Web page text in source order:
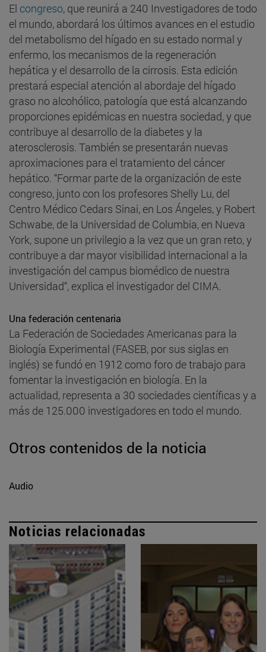
El congreso, que reunirá a 240 Investigadores de todo
el mundo, abordará los últimos avances en el estudio
del metabolismo del hígado en su estado normal y
enfermo, los mecanismos de la regeneración
hepática y el desarrollo de la cirrosis. Esta edición
prestará especial atención al abordaje del hígado
graso no alcohólico, patología que está alcanzando
proporciones epidémicas en nuestra sociedad, y que
contribuye al desarrollo de la diabetes y la
aterosclerosis. También se presentarán nuevas
aproximaciones para el tratamiento del cáncer
hepático. “Formar parte de la organización de este
congreso, junto con los profesores Shelly Lu, del
Centro Médico Cedars Sinai, en Los Ángeles, y Robert
Schwabe, de la Universidad de Columbia, en Nueva
York, supone un privilegio a la vez que un gran reto, y
contribuye a dar mayor visibilidad internacional a la
investigación del campus biomédico de nuestra
Universidad“, explica el investigador del CIMA.
Una federación centenaria
La Federación de Sociedades Americanas para la
Biología Experimental (FASEB, por sus siglas en
inglés) se fundó en 1912 como foro de trabajo para
fomentar la investigación en biología. En la
actualidad, representa a 30 sociedades científicas y a
más de 125.000 investigadores en todo el mundo.
Otros contenidos de la noticia
Audio
Noticias relacionadas